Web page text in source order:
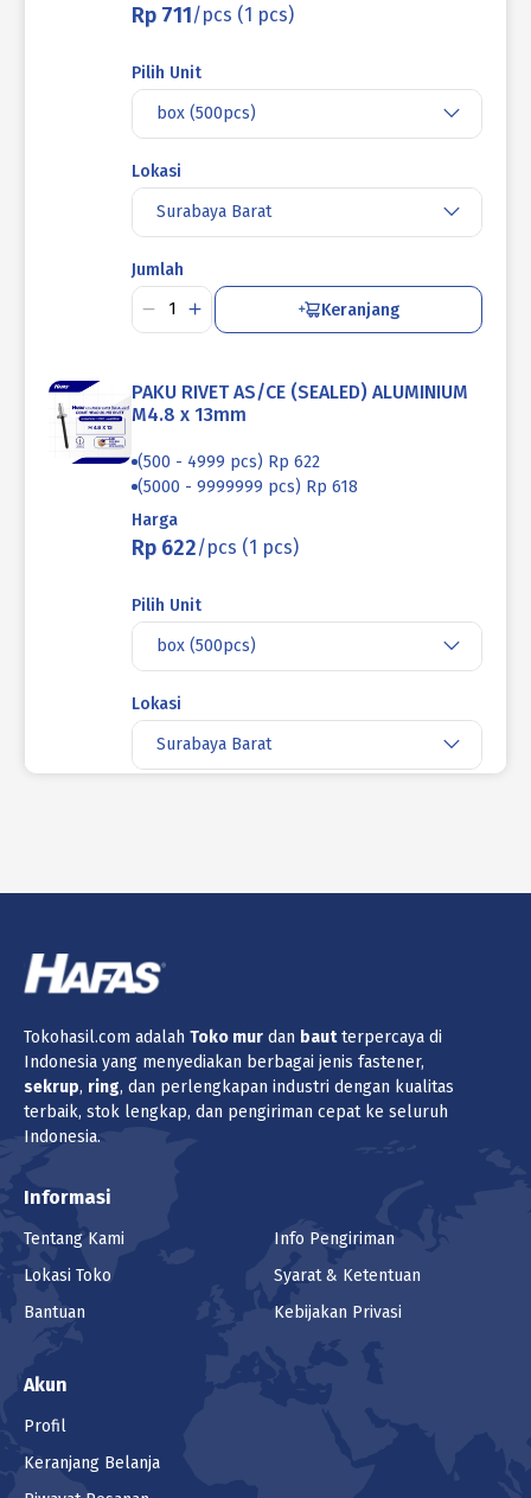
Rp 711/pcs (1 pcs)
Pilih Unit
box (500pcs)
Lokasi
Surabaya Barat
Jumlah
Keranjang
PAKU RIVET AS/CE (SEALED) ALUMINIUM
M4.8 x 13mm
(500 - 4999 pcs) Rp 622
(5000 - 9999999 pcs) Rp 618
Harga
Rp 622/pcs (1 pcs)
Pilih Unit
box (500pcs)
Lokasi
Surabaya Barat
(500 - 4999 pcs) Rp 607
Harga
Rp 607/pcs (1 pcs)
PAKU RIVET AS/CE (SEALED) ALUMINIUM
M4 x 10mm
Tokohasil.com adalah Toko mur dan bautterpercaya di
Indonesia yang menyediakan berbagai jenis fastener,
sekrup, ring, dan perlengkapan industri dengan kualitas
terbaik, stok lengkap, dan pengiriman cepat ke seluruh
Indonesia.
Informasi
Tentang Kami
Lokasi Toko
Bantuan
Info Pengiriman
Syarat & Ketentuan
Kebijakan Privasi
Akun
Profil
Keranjang Belanja